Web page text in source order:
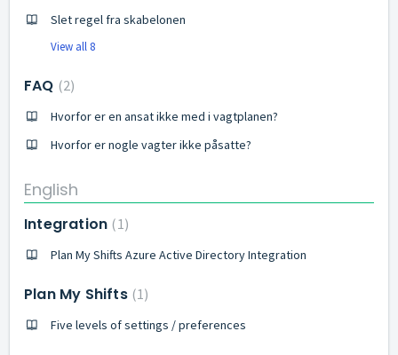
Slet regel fra skabelonen
View all 8
FAQ 2
Hvorfor er en ansat ikke med i vagtplanen?
Hvorfor er nogle vagter ikke påsatte?
English
Integration 1
Plan My Shifts Azure Active Directory Integration
Plan My Shifts 1
Five levels of settings / preferences